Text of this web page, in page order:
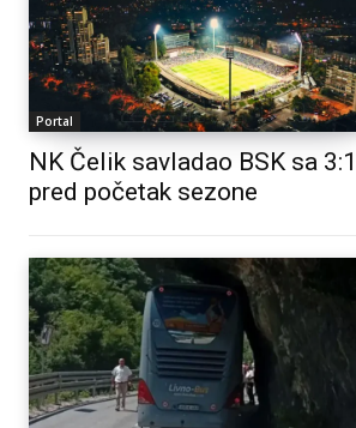
Portal
NK Čelik savladao BSK sa 3:1
pred početak sezone